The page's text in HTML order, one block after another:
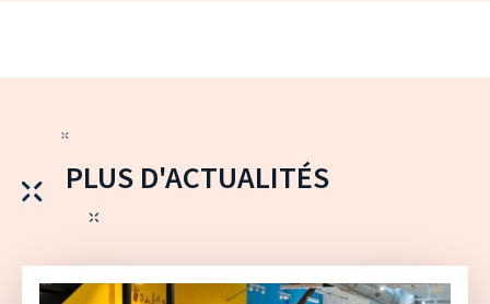
PLUS D'ACTUALITÉS